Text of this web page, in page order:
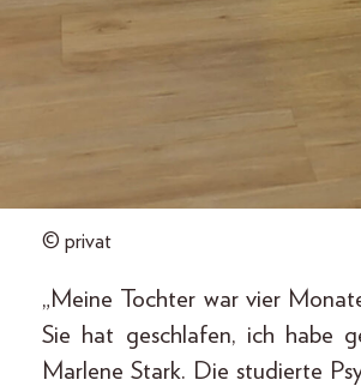
© privat
„Meine Tochter war vier
Sie hat geschlafen, ich habe
Marlene Stark. Die studierte